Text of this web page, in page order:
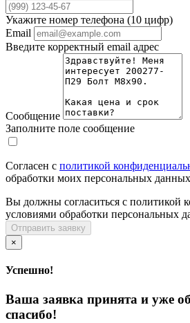
Укажите номер телефона (10 цифр)
Email
Введите корректный email адрес
Сообщение
Заполните поле сообщение
Согласен с политикой
обработки моих персональных
Вы должны согласиться с политикой
условиями обработки персональных
Отправить заявку
×
Успешно!
Ваша заявка принята и уже
спасибо!